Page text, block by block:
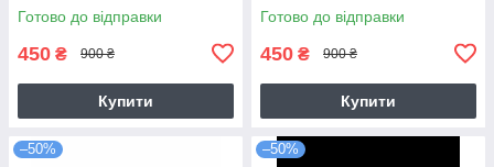
Готово до відправки
450 ₴ 900 ₴
Купити
Готово до відправки
450 ₴ 900 ₴
Купити
–50% –50%